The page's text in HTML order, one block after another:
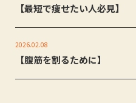
【最短で痩せたい人必見】
2026.02.08
【腹筋を割るために】